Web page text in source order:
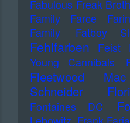
Fabulous Freak
Family
Farce
Family
Fatboy
Fehlfarben Feist
Young Cannibals
Fleetwood Mac
Schneider
Fontaines DC